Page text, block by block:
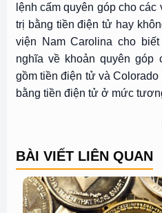
lệnh cấm quyên góp cho
trị bằng tiền điện tử hay
viện Nam Carolina cho
nghĩa về khoản quyên góp
gồm tiền điện tử và
bằng tiền điện tử ở mức
BÀI VIẾT LIÊN QUAN